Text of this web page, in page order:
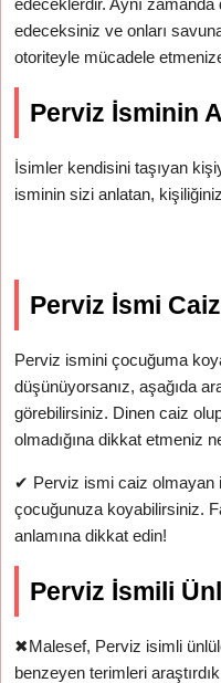
edeceklerdir. Aynı
edeceksiniz ve onları
otoriteyle mücadele
Perviz İsminin
İsimler kendisini taşıyan
isminin sizi anlatan,
Perviz İsmi
Perviz ismini çocuğuma
düşünüyorsanız, aşağıda
görebilirsiniz. Dinen caiz
olmadığına dikkat etmeniz
✔ Perviz ismi caiz olmayan
çocuğunuza koyabilirsiniz.
anlamına dikkat edin!
Perviz İsmili
✖Malesef, Perviz isimli
benzeyen terimleri